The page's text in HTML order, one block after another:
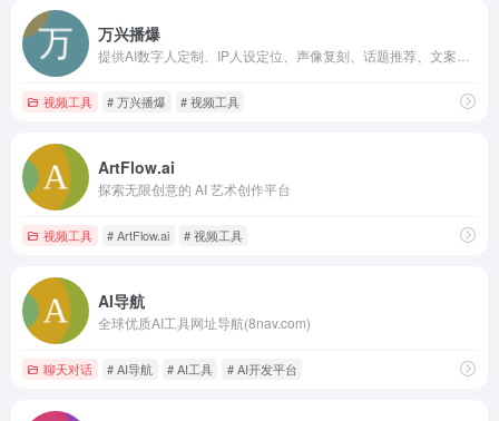
万兴播爆
视频工具 # 万兴播爆 # 视频工具
ArtFlow.ai
探索无限创意的 AI 艺术创作平台
视频工具 # ArtFlow.ai # 视频工具
AI导航
全球优质AI工具网址导航(8nav.com)
聊天对话 # AI导航 # AI工具 # AI开发平台